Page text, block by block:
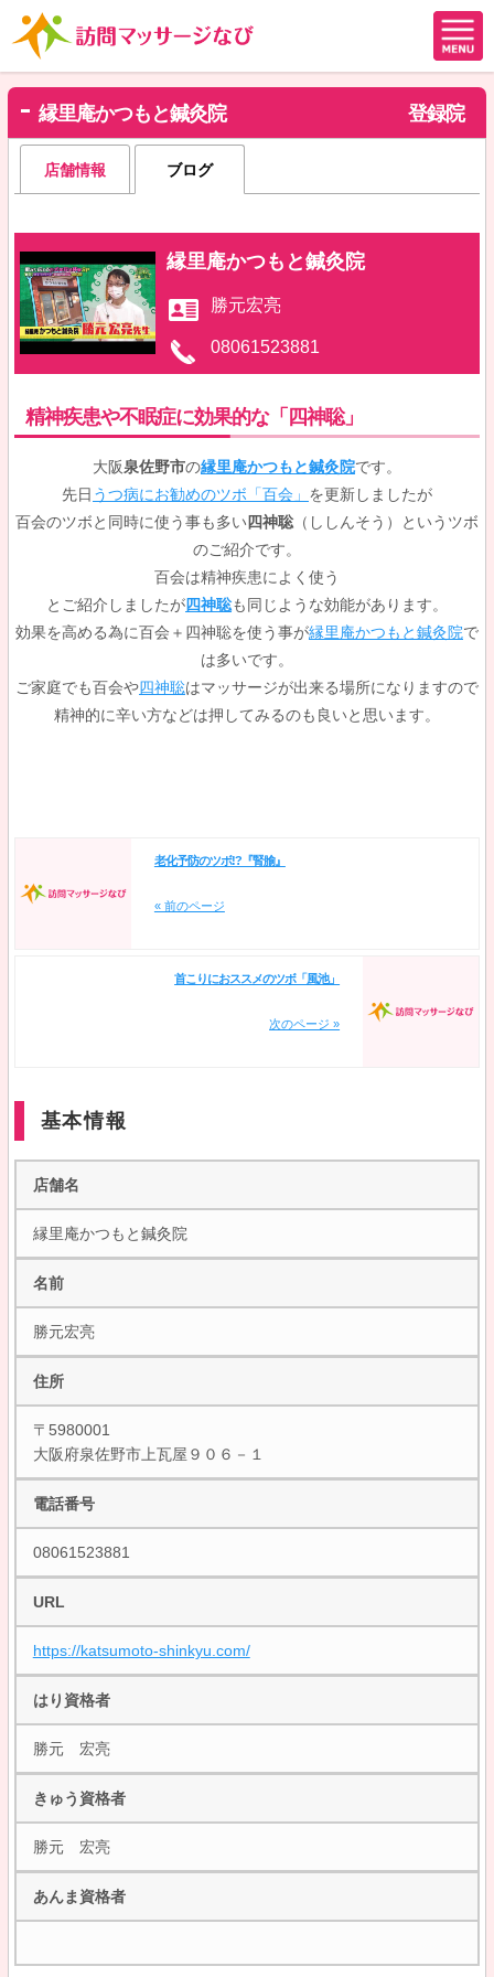
縁里庵かつもと鍼灸院 登録院
店舗情報 ブログ
縁里庵かつもと鍼灸院
勝元宏亮
08061523881
精神疾患や不眠症に効果的な「四神聡」
大阪泉佐野市の縁里庵かつもと鍼灸院です。
先日 うつ病にお勧めのツボ「百会」 を更新しましたが
百会のツボと同時に使う事も多い 四神聡（ししんそう）というツボ
のご紹介です。
百会は精神疾患によく使う
とご紹介しましたが四神聡も同じような効能があります。
効果を高める為に百会＋四神聡を使う事が縁里庵かつもと鍼灸院で
は多いです。
ご家庭でも百会や四神聡はマッサージが出来る場所になりますので
精神的に辛い方などは押してみるのも良いと思います。
老化予防のツボ!?『腎腧』
« 前のページ
首こりにおススメのツボ「風池」
次のページ »
基本情報
店舗名
縁里庵かつもと鍼灸院
名前
勝元宏亮
住所
〒5980001
大阪府泉佐野市上瓦屋９０６－１
電話番号
08061523881
URL
https://katsumoto-shinkyu.com/
はり資格者
勝元 宏亮
きゅう資格者
勝元 宏亮
あんま資格者